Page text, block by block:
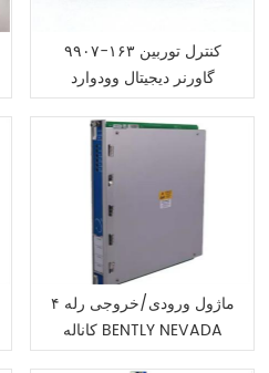
۹۹۰۷-۱۶۳ کنترل توربین
گاورنر دیجیتال وودوارد
ماژول ورودی/خروجی رله ۴
کاناله BENTLY NEVADA
3500/32-01-00، کد